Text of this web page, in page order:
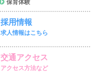
保育体験
採用情報
求人情報はこちら
交通アクセス
アクセス方法など